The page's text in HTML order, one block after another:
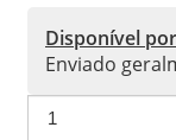
Disponível
Enviado